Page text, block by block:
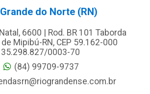
do Norte (RN)
6600 | Rod. BR 101 Taborda
Mipibú-RN, CEP 59.162-000
35.298.827/0003-70
(84) 99709-9737